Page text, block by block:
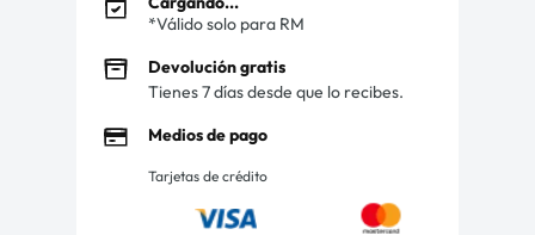
*Válido solo para RM
Devolución gratis
Tienes 7 días desde que lo recibes.
Medios de pago
Tarjetas de crédito